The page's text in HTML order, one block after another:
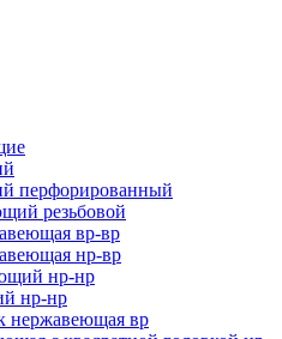
перфорированный
резьбовой
вр-вр
нр-вр
нр-нр
нр-нр
нержавеющая вр